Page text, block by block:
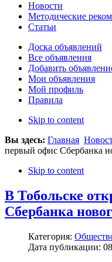
Новости
Методические
Статьи
Доска объявлений
Все объявления
Добавить
Мои объявления
Мой профиль
Правила
Skip to content
Вы здесь: Главная
первый офис Сбербанка
Skip to content
В Тобольске
Сбербанка
Категория:
Дата публикации: